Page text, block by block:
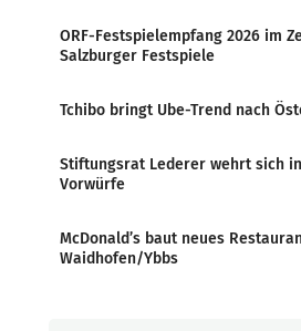
ORF-Festspielempfang 2026 im
Salzburger Festspiele
Tchibo bringt Ube-Trend nach
Stiftungsrat Lederer wehrt sich
Vorwürfe
McDonald’s baut neues
Waidhofen/Ybbs